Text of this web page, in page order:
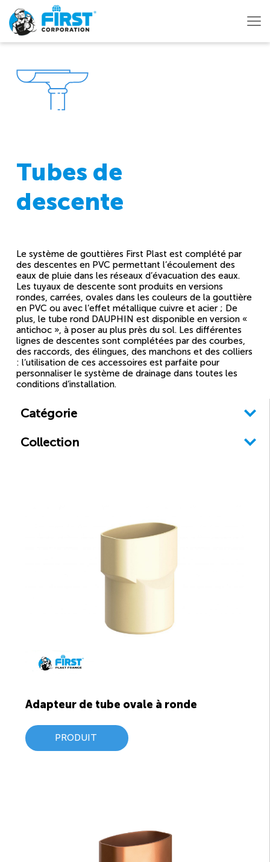
Tubes de
descente
Le système de gouttières First Plast est complété par
des descentes en PVC permettant l’écoulement des
eaux de pluie dans les réseaux d’évacuation des eaux.
Les tuyaux de descente sont produits en versions
rondes, carrées, ovales dans les couleurs de la gouttière
en PVC ou avec l’effet métallique cuivre et acier ; De
plus, le tube rond DAUPHIN est disponible en version «
antichoc », à poser au plus près du sol. Les différentes
lignes de descentes sont complétées par des courbes,
des raccords, des élingues, des manchons et des colliers
: l’utilisation de ces accessoires est parfaite pour
personnaliser le système de drainage dans toutes les
conditions d’installation.
Adapteur de tube ovale à ronde
PRODUIT